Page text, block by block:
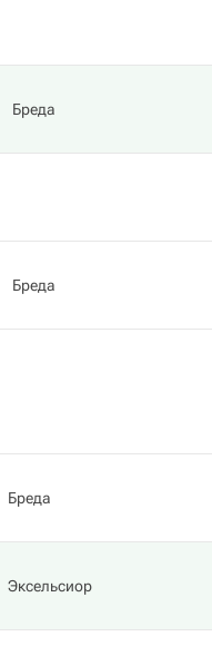
Бреда
Бреда
Бреда
Эксельсиор